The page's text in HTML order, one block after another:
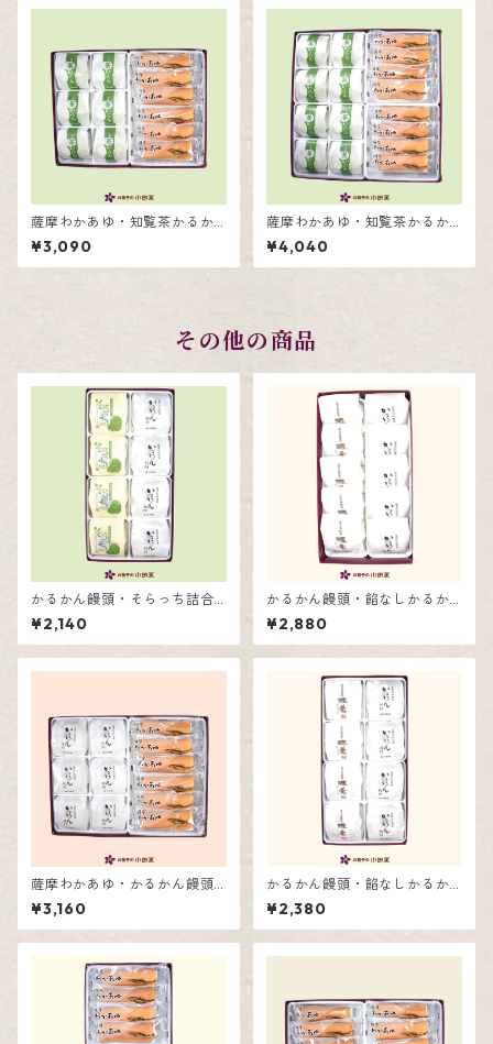
薩摩わかあゆ・知覧茶かるか
ん詰合せ12個入
¥3,090
薩摩わかあゆ・知覧茶かるか
ん詰合せ16個入
¥4,040
その他の商品
かるかん饅頭・そらっち詰合
せ8個入
¥2,140
かるかん饅頭・餡なしかるか
ん詰合せ10個入
¥2,880
薩摩わかあゆ・かるかん饅頭
詰合せ12個入
¥3,160
かるかん饅頭・餡なしかるか
ん詰合せ8個入
¥2,380